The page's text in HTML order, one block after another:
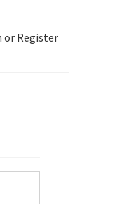
or Register